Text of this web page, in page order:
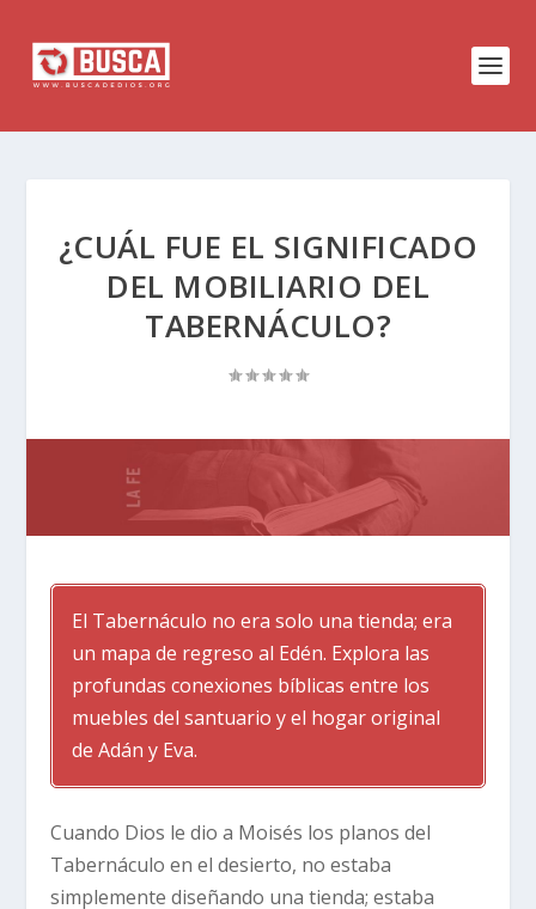
¿CUÁL FUE EL SIGNIFICADO
DEL MOBILIARIO DEL
TABERNÁCULO?
El Tabernáculo no era solo una tienda; era
un mapa de regreso al Edén. Explora las
profundas conexiones bíblicas entre los
muebles del santuario y el hogar original
de Adán y Eva.
Cuando Dios le dio a Moisés los planos del
Tabernáculo en el desierto, no estaba
simplemente diseñando una tienda; estaba